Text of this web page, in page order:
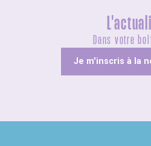
Dans votre
Je m'inscris à la